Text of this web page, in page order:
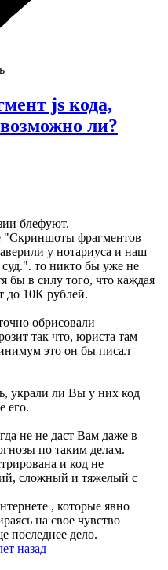
js кода,
ли?
блефуют.
"Скриншоты фрагментов
у нотариуса и наш
суд.". то никто бы уже не
бы в силу того, что каждая
до 10К рублей.
обрисовали
так что, юриста там
это он бы писал
украли ли Вы у них код
его.
не не даст Вам даже в
по таким делам.
и код не
сложный и тяжелый с
, которые явно
на свое чувство
последнее дело.
назад